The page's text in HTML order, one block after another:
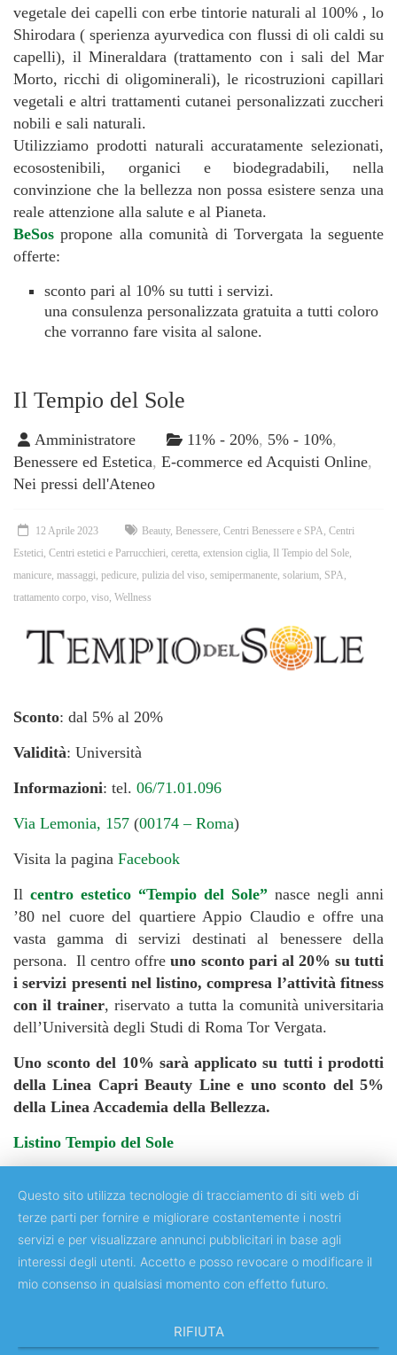
vegetale dei capelli con erbe tintorie naturali al 100% , lo
Shirodara ( sperienza ayurvedica con flussi di oli caldi su
capelli), il Mineraldara (trattamento con i sali del Mar
Morto, ricchi di oligominerali), le ricostruzioni capillari
vegetali e altri trattamenti cutanei personalizzati zuccheri
nobili e sali naturali.
Utilizziamo prodotti naturali accuratamente selezionati,
ecosostenibili, organici e biodegradabili, nella
convinzione che la bellezza non possa esistere senza una
reale attenzione alla salute e al Pianeta.
BeSospropone alla comunità di Torvergata la seguente
offerte:
sconto pari al 10% su tutti i servizi.
una consulenza personalizzata gratuita a tutti coloro
che vorranno fare visita al salone.
Il Tempio del Sole
Amministratore 11% - 20%, 5% - 10%,
Benessere ed Estetica, E-commerce ed Acquisti Online,
Nei pressi dell'Ateneo
12 Aprile 2023 Beauty, Benessere Centri Benessere e SPA Centri
Estetici Centri estetici e Parrucchieri ceretta extension ciglia Il Tempio del Sole
manicure massaggi pedicure pulizia del viso semipermanente solarium SPA
trattamento corpo viso Wellness
Sconto: dal 5% al 20%
Validità: Università
Informazioni: tel. 06/71.01.096
Via Lemonia, 157 (00174 – Roma)
Visita la pagina Facebook
Il centro estetico “Tempio del Sole” nasce negli anni
’80 nel cuore del quartiere Appio Claudio e offre una
vasta gamma di servizi destinati al benessere della
persona. Il centro offreuno sconto pari al 20% su tutti
i servizi presenti nel listino, compresa l’attività fitness
con il trainer, riservato a tutta la comunità universitaria
dell’Università degli Studi di Roma Tor Vergata.
Uno sconto del 10% sarà applicato su tutti i prodotti
della Linea Capri Beauty Line e uno sconto del 5%
della Linea Accademia della Bellezza.
Listino Tempio del Sole
Copyright © 2018 Università degli Studi di Roma "Tor Vergata"
Questo sito utilizza tecnologie di tracciamento di siti web di
terze parti per fornire e migliorare costantemente i nostri
servizi e per visualizzare annunci pubblicitari in base agli
interessi degli utenti. Accetto e posso revocare o modificare il
mio consenso in qualsiasi momento con effetto futuro.
RIFIUTA